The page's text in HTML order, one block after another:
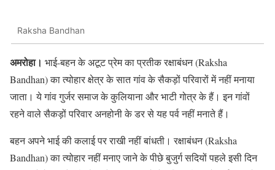
Raksha Bandhan
अमरोहा। भाई-बहन के अटूट प्रेम का प्रतीक रक्षाबंधन (Raksha
Bandhan) का त्योहार क्षेत्र के सात गांव के सैकड़ों परिवारों में नहीं मनाया
जाता। ये गांव गुर्जर समाज के कुलियाना और भाटी गोत्र के हैं। इन गांवों
रहने वाले सैकड़ों परिवार अनहोनी के डर से यह पर्व नहीं मनाते हैं।
बहन अपने भाई की कलाई पर राखी नहीं बांधती। रक्षाबंधन (Raksha
Bandhan) का त्योहार नहीं मनाए जाने के पीछे बुजुर्ग सदियों पहले इसी दिन